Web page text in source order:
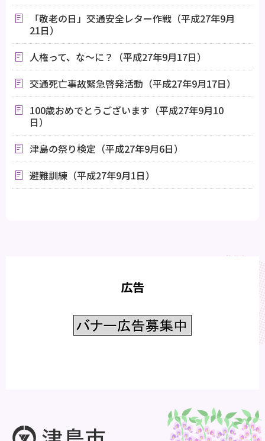
「敬老の日」交通安全レター作戦（平成27年9月
21日）
人権って、な～に？（平成27年9月17日）
交通死亡事故緊急啓発活動（平成27年9月17日）
100歳おめでとうございます（平成27年9月10
日）
津島の祭り検定（平成27年9月6日）
避難訓練（平成27年9月1日）
広告